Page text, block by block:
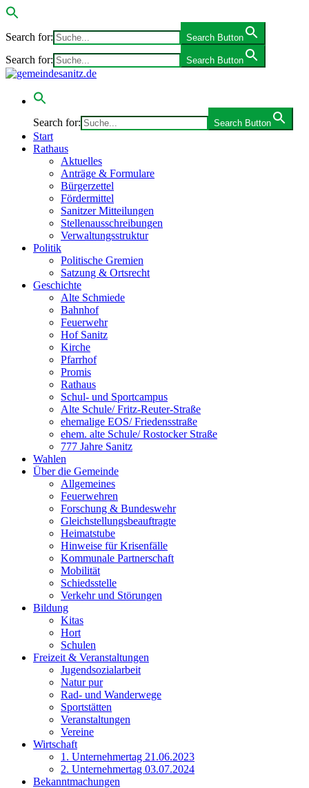
Search for: Search Button
Search for: Search Button
Search for: Search Button
Start
Rathaus
Aktuelles
Anträge & Formulare
Bürgerzettel
Fördermittel
Sanitzer Mitteilungen
Stellenausschreibungen
Verwaltungsstruktur
Politik
Politische Gremien
Satzung & Ortsrecht
Geschichte
Alte Schmiede
Bahnhof
Feuerwehr
Hof Sanitz
Kirche
Pfarrhof
Promis
Rathaus
Schul- und Sportcampus
Alte Schule/ Fritz-Reuter-Straße
ehemalige EOS/ Friedensstraße
ehem. alte Schule/ Rostocker Straße
777 Jahre Sanitz
Wahlen
Über die Gemeinde
Allgemeines
Feuerwehren
Forschung & Bundeswehr
Gleichstellungsbeauftragte
Heimatstube
Hinweise für Krisenfälle
Kommunale Partnerschaft
Mobilität
Schiedsstelle
Verkehr und Störungen
Bildung
Kitas
Hort
Schulen
Freizeit & Veranstaltungen
Jugendsozialarbeit
Natur pur
Rad- und Wanderwege
Sportstätten
Veranstaltungen
Vereine
Wirtschaft
1. Unternehmertag 21.06.2023
2. Unternehmertag 03.07.2024
Bekanntmachungen